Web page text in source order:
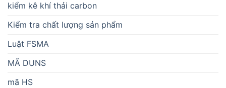
kiểm kê khí thải carbon
Kiểm tra chất lượng sản phẩm
Luật FSMA
MÃ DUNS
mã HS